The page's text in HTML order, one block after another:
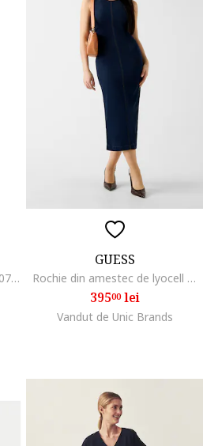
Rochie de vara dama 10326075, Lyocell, Albastru, Albastru
GUESS
Rochie din amestec de lyocell cu slit pe partea din spate, Bleumarin
39500lei
Vandut de Unic Brands